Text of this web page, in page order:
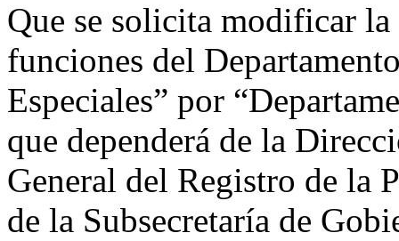
Que se solicita modificar
funciones del
Especiales” por
que dependerá de la
General del Registro de la
de la Subsecretaría de